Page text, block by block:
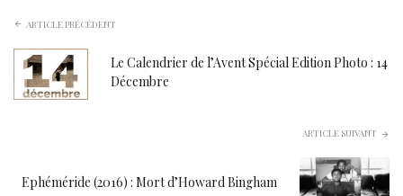
ARTICLE PRÉCÉDENT
Le Calendrier de l’Avent Spécial Edition Photo : 14
Décembre
ARTICLE SUIVANT
Ephéméride (2016) : Mort d’Howard Bingham